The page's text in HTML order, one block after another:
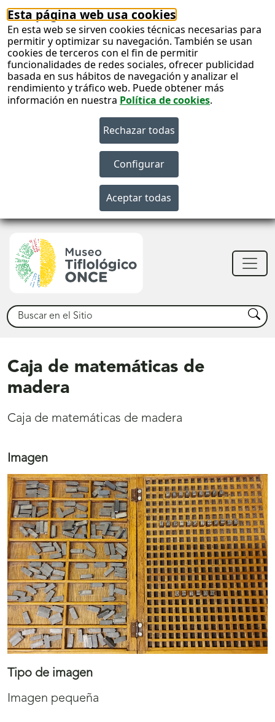
Esta página web usa cookies
En esta web se sirven cookies técnicas necesarias para
permitir y optimizar su navegación. También se usan
cookies de terceros con el fin de permitir
funcionalidades de redes sociales, ofrecer publicidad
basada en sus hábitos de navegación y analizar el
rendimiento y tráfico web. Puede obtener más
información en nuestra Política de cookies.
Buscar Buscar
Caja de matemáticas de
madera
Caja de matemáticas de madera
Imagen
Tipo de imagen
Imagen pequeña